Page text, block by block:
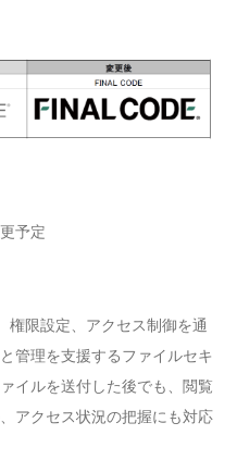
予定
権限設定、アクセス制御を通
管理を支援するファイルセキ
イルを送付した後でも、閲覧
アクセス状況の把握にも対応